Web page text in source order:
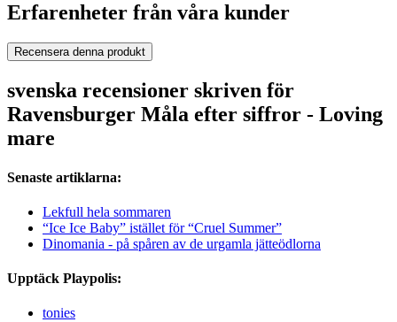
Erfarenheter från våra kunder
Recensera denna produkt
svenska recensioner skriven för
Ravensburger Måla efter siffror - Loving
mare
Senaste artiklarna:
Lekfull hela sommaren
“Ice Ice Baby” istället för “Cruel Summer”
Dinomania - på spåren av de urgamla jätteödlorna
Upptäck Playpolis:
tonies